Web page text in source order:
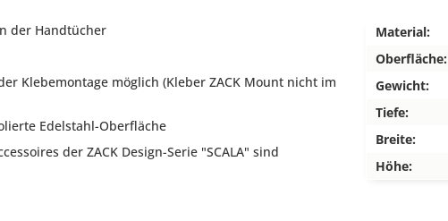
der Handtücher
Klebemontage möglich (Kleber ZACK Mount nicht im
Edelstahl-Oberfläche
der ZACK Design-Serie "SCALA" sind
Material:
Oberfläche:
Gewicht:
Tiefe:
Breite:
Höhe: